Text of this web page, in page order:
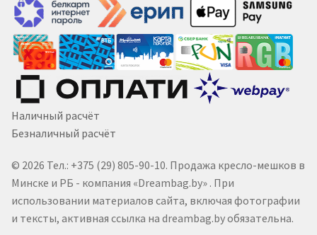
Наличный расчёт
Безналичный расчёт
© 2026 Тел.: +375 (29) 805-90-10. Продажа кресло-мешков в
Минске и РБ - компания «Dreambag.by» . При
использовании материалов сайта, включая фотографии
и тексты, активная ссылка на dreambag.by обязательна.